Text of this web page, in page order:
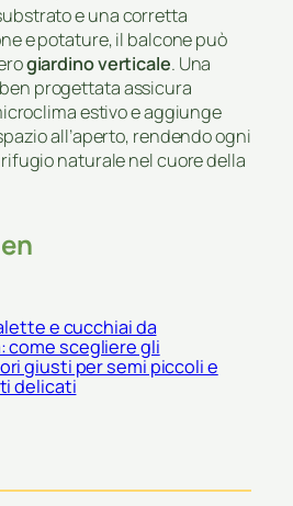
e una corretta
e potature, il balcone può
giardino verticale. Una
progettata assicura
estivo e aggiunge
all’aperto, rendendo ogni
naturale nel cuore della
e cucchiai da
come scegliere gli
giusti per semi piccoli e
delicati